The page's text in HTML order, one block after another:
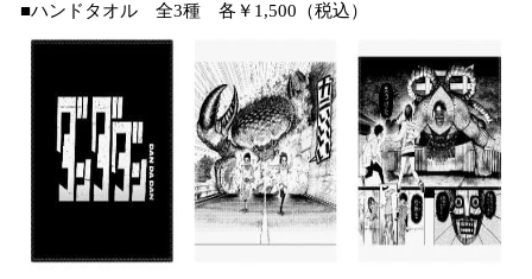
■ハンドタオル 全3種 各￥1,500（税込）